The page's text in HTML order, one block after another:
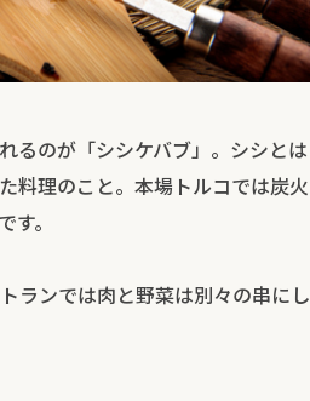
るのが「シシケバブ」。シシとは
料理のこと。本場トルコでは炭火
。
ランでは肉と野菜は別々の串にし